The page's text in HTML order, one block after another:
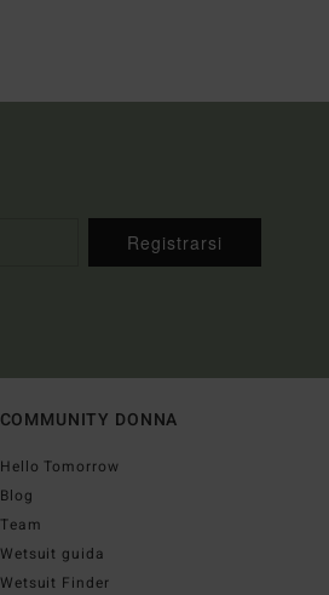
Registrarsi
COMMUNITY DONNA
Hello Tomorrow
Blog
Team
Wetsuit guida
Wetsuit Finder